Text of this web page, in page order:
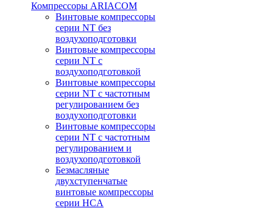
Компрессоры ARIACOM
Винтовые компрессоры
серии NT без
воздухоподготовки
Винтовые компрессоры
серии NT c
воздухоподготовкой
Винтовые компрессоры
серии NT с частотным
регулированием без
воздухоподготовки
Винтовые компрессоры
серии NT с частотным
регулированием и
воздухоподготовкой
Безмасляные
двухступенчатые
винтовые компрессоры
серии HCA